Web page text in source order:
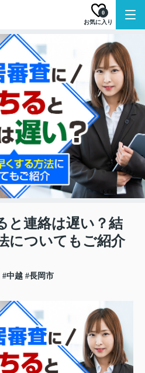
お気に入り
0
と連絡は遅い？結
についてもご紹介
#中越 #長岡市